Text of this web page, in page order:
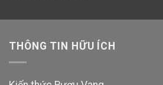
THÔNG TIN HỮU ÍCH